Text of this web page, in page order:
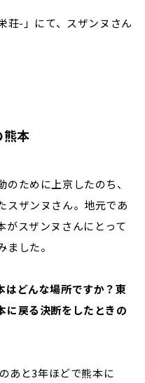
荘-」にて、スザンヌさん
熊本
ために上京したのち、
スザンヌさん。地元であ
がスザンヌさんにとって
した。
どんな場所ですか？東
に戻る決断をしたときの
あと3年ほどで熊本に